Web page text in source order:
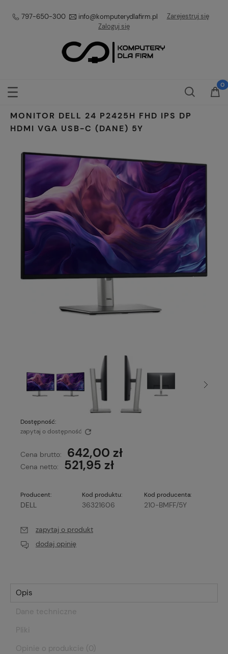
797-650-300 info@komputerydlafirm.pl
Zarejestruj się
Zaloguj się
MONITOR DELL 24 P2425H FHD IPS DP
HDMI VGA USB-C (DANE) 5Y
Dostępność:
zapytaj o dostępność
Cena brutto: 642,00 zł
Cena netto: 521,95 zł
Producent:
DELL
Kod produktu:
36321606
Kod producenta:
210-BMFF/5Y
zapytaj o produkt
dodaj opinię
Opis
Dane techniczne
Pliki
Opinie o produkcie (0)